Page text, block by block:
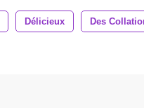
Délicieux Des